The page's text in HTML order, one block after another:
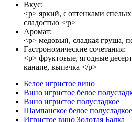
Вкус:
<p> яркий, с оттенками
сладостью </p>
Аромат:
<p> медовый, сладкая груша,
Гастрономические сочетания:
<p> фруктовые, ягодные
канапе, выпечка </p>
Белое игристое вино
Вино игристое белое
Вино игристое полусладкое
Шампанское белое полусладкое
Игристое вино Золотая Балка